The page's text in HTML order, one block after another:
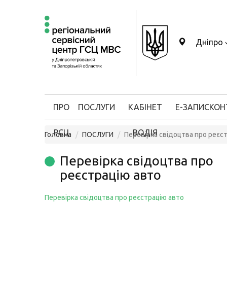
Дніпро
ПРО
РСЦ
ПОСЛУГИ КАБІНЕТ
ВОДІЯ
Е-ЗАПИС
Головна ПОСЛУГИ Перевірка свідоцтва про
Перевірка свідоцтва про
реєстрацію авто
Перевірка свідоцтва про реєстрацію авто